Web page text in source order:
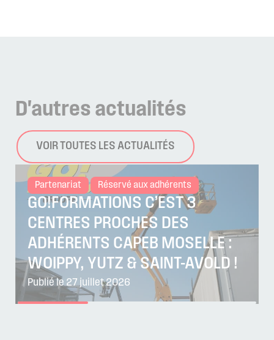
D'autres actualités
VOIR TOUTES LES ACTUALITÉS
Partenariat Réservé aux adhérents
GO!FORMATIONS C’EST 3
CENTRES PROCHES DES
ADHÉRENTS CAPEB MOSELLE :
WOIPPY, YUTZ & SAINT-AVOLD !
Publié le 27 juillet 2026